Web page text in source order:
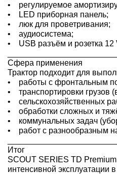
• регулируемое
• LED приборная панель;
• люк для проветривания;
• аудиосистема;
• USB разъём и розетка 12
Сфера применения
Трактор подходит для
• работы с фронтальным
• транспортировки грузов
• сельскохозяйственных
• обработки сложных и
• коммунальных задач
• работ с разнообразным
Итог
SCOUT SERIES TD
интенсивной